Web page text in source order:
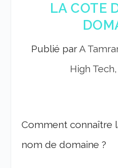
LA COTE
Publié parA
High
Comment connaître
nom de domaine ?